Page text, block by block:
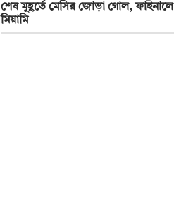
শেষ মুহূর্তে মেসির জোড়া গোল, ফাইনালে
মিয়ামি